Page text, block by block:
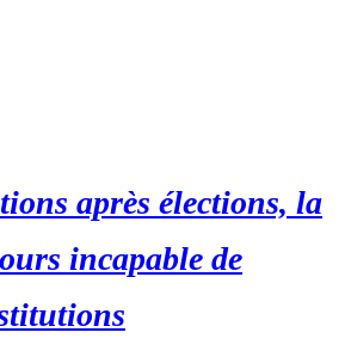
après élections, la
incapable de